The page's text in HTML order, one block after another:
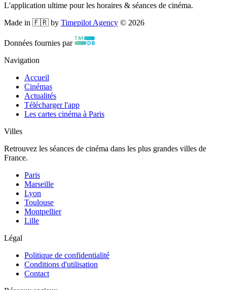
L'application ultime pour les horaires & séances de cinéma.
Made in 🇫🇷 by Timepilot Agency © 2026
Données fournies par
Navigation
Accueil
Cinémas
Actualités
Télécharger l'app
Les cartes cinéma à Paris
Villes
Retrouvez les séances de cinéma dans les plus grandes villes de
France.
Paris
Marseille
Lyon
Toulouse
Montpellier
Lille
Légal
Politique de confidentialité
Conditions d'utilisation
Contact